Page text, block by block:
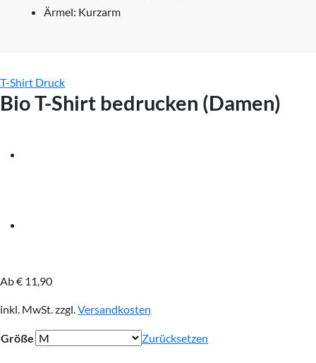
Ärmel: Kurzarm
T-Shirt Druck
Bio T-Shirt bedrucken (Damen)
Ab€ 11,90
inkl. MwSt.zzgl.Versandkosten
Größe Zurücksetzen